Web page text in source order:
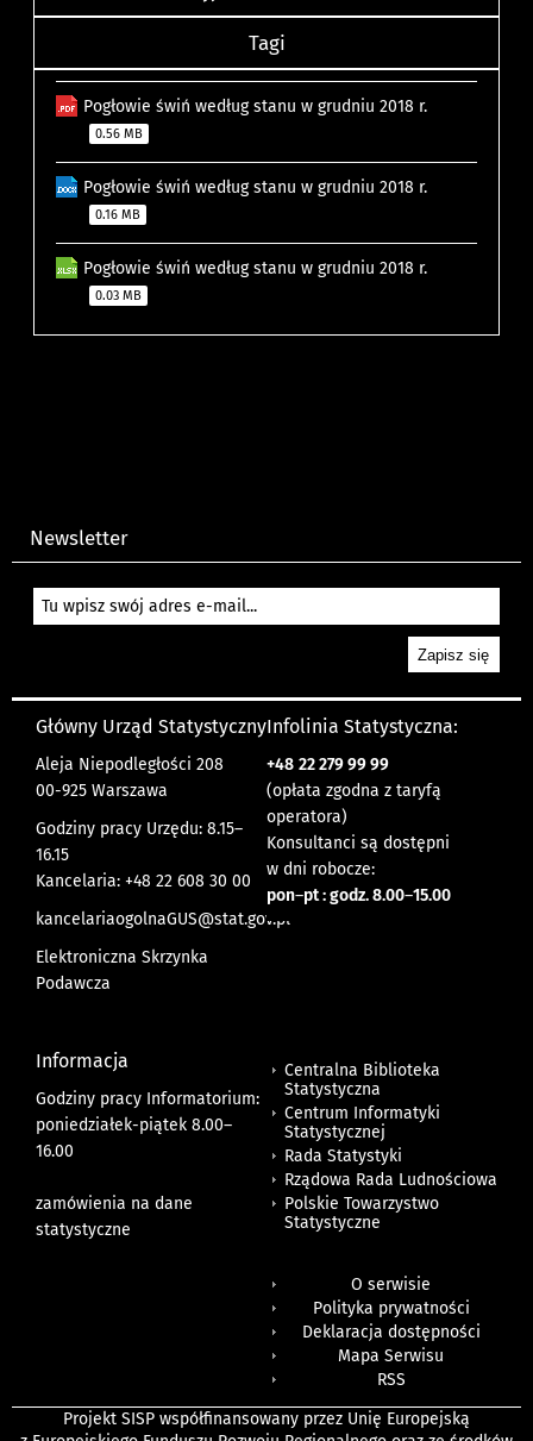
Tagi
Pogłowie świń według stanu w grudniu 2018 r.
0.56 MB
Pogłowie świń według stanu w grudniu 2018 r.
0.16 MB
Pogłowie świń według stanu w grudniu 2018 r.
0.03 MB
Newsletter
Główny Urząd Statystyczny
Aleja Niepodległości 208
00-925 Warszawa
Godziny pracy Urzędu: 8.15–
16.15
Kancelaria: +48 22 608 30 00
kancelariaogolnaGUS@stat.gov.pl
Elektroniczna Skrzynka
Podawcza
Infolinia Statystyczna:
+48 22 279 99 99
(opłata zgodna z taryfą
operatora)
Konsultanci są dostępni
w dni robocze:
pon–pt : godz. 8.00–15.00
Informacja
Godziny pracy Informatorium:
poniedziałek-piątek 8.00–
16.00
zamówienia na dane
statystyczne
Centralna Biblioteka
Statystyczna
Centrum Informatyki
Statystycznej
Rada Statystyki
Rządowa Rada Ludnościowa
Polskie Towarzystwo
Statystyczne
O serwisie
Polityka prywatności
Deklaracja dostępności
Mapa Serwisu
RSS
Projekt SISP współfinansowany przez Unię Europejską